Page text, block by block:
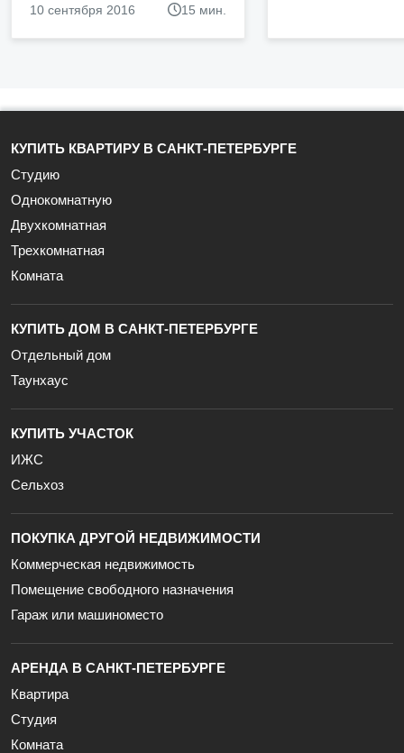
10 сентября 2016 15 мин.
КУПИТЬ КВАРТИРУ В САНКТ-ПЕТЕРБУРГЕ
Студию
Однокомнатную
Двухкомнатная
Трехкомнатная
Комната
КУПИТЬ ДОМ В САНКТ-ПЕТЕРБУРГЕ
Отдельный дом
Таунхаус
КУПИТЬ УЧАСТОК
ИЖС
Сельхоз
ПОКУПКА ДРУГОЙ НЕДВИЖИМОСТИ
Коммерческая недвижимость
Помещение свободного назначения
Гараж или машиноместо
АРЕНДА В САНКТ-ПЕТЕРБУРГЕ
Квартира
Студия
Комната